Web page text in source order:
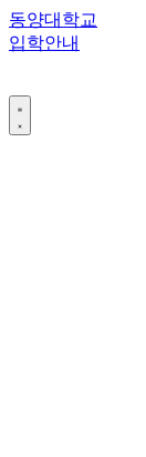
콘
텐
건
너
동양대학교
입학안내